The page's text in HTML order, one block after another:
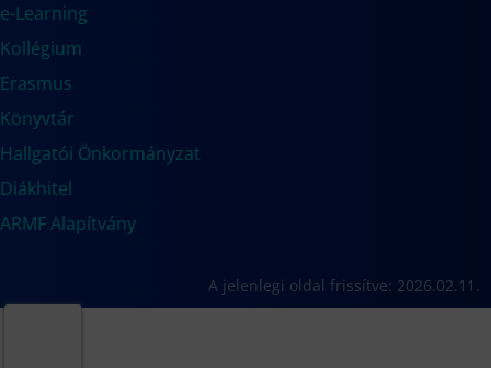
e-Learning
Kollégium
Erasmus
Könyvtár
Hallgatói Önkormányzat
Diákhitel
ARMF Alapítvány
A jelenlegi oldal frissítve: 2026.02.11.